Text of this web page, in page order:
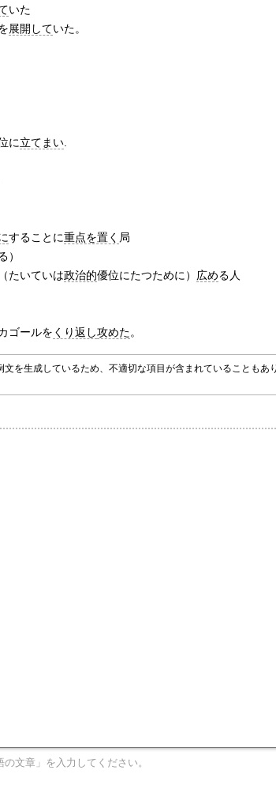
いた
展開していた。
に立てまい.
することに重点を置く 局
）
たいていは政治的優位にたつために） 広める人
ゴールを くり返し攻めた。
を生成しているため、不適切な項目が含まれていることもあ